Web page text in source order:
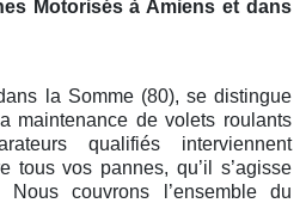
Motorisés à Amiens et dans
la Somme (80), se distingue
maintenance de volets roulants
qualifiés interviennent
tous vos pannes, qu’il s’agisse
Nous couvrons l’ensemble du